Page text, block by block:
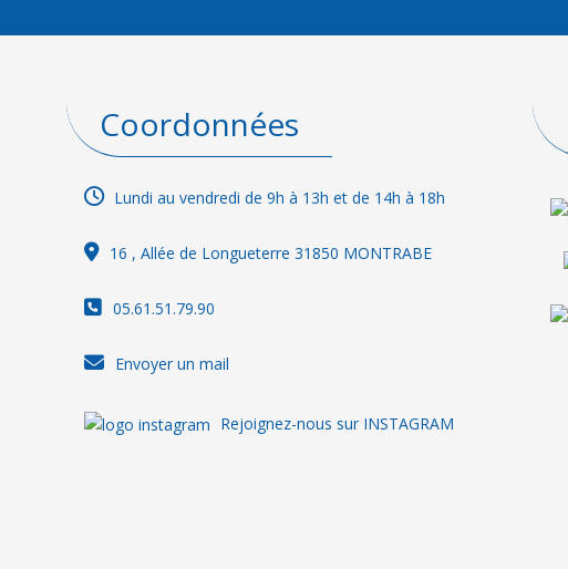
Coordonnées
Lundi au vendredi de 9h à 13h et de 14h à 18h
16 , Allée de Longueterre 31850 MONTRABE
05.61.51.79.90
Envoyer un mail
Rejoignez-nous sur INSTAGRAM